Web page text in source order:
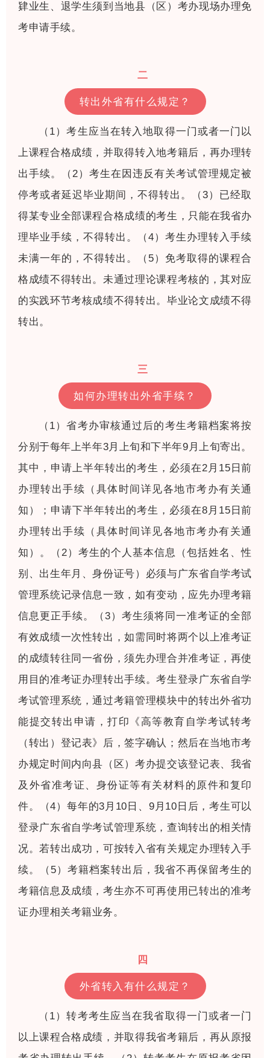
肄业生、退学生须到当地县（区）考办现场办理免
考申请手续。
二
转出外省有什么规定？
（1）考生应当在转入地取得一门或者一门以
上课程合格成绩，并取得转入地考籍后，再办理转
出手续。（2）考生在因违反有关考试管理规定被
停考或者延迟毕业期间，不得转出。（3）已经取
得某专业全部课程合格成绩的考生，只能在我省办
理毕业手续，不得转出。（4）考生办理转入手续
未满一年的，不得转出。（5）免考取得的课程合
格成绩不得转出。未通过理论课程考核的，其对应
的实践环节考核成绩不得转出。毕业论文成绩不得
转出。
三
如何办理转出外省手续？
（1）省考办审核通过后的考生考籍档案将按
分别于每年上半年3月上旬和下半年9月上旬寄出。
其中，申请上半年转出的考生，必须在2月15日前
办理转出手续（具体时间详见各地市考办有关通
知）；申请下半年转出的考生，必须在8月15日前
办理转出手续（具体时间详见各地市考办有关通
知）。（2）考生的个人基本信息（包括姓名、性
别、出生年月、身份证号）必须与广东省自学考试
管理系统记录信息一致，如有变动，应先办理考籍
信息更正手续。（3）考生须将同一准考证的全部
有效成绩一次性转出，如需同时将两个以上准考证
的成绩转往同一省份，须先办理合并准考证，再使
用目的准考证办理转出手续。考生登录广东省自学
考试管理系统，通过考籍管理模块中的转出外省功
能提交转出申请，打印《高等教育自学考试转考
（转出）登记表》后，签字确认；然后在当地市考
办规定时间内向县（区）考办提交该登记表、我省
及外省准考证、身份证等有关材料的原件和复印
件。（4）每年的3月10日、9月10日后，考生可以
登录广东省自学考试管理系统，查询转出的相关情
况。若转出成功，可按转入省有关规定办理转入手
续。（5）考籍档案转出后，我省不再保留考生的
考籍信息及成绩，考生亦不可再使用已转出的准考
证办理相关考籍业务。
四
外省转入有什么规定？
（1）转考考生应当在我省取得一门或者一门
以上课程合格成绩，并取得我省考籍后，再从原报